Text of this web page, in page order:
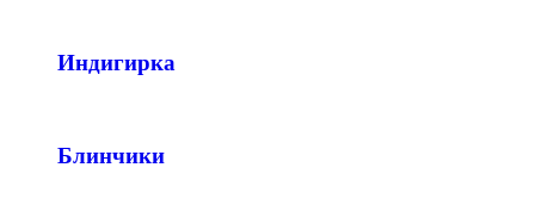
Индигирка
Блинчики